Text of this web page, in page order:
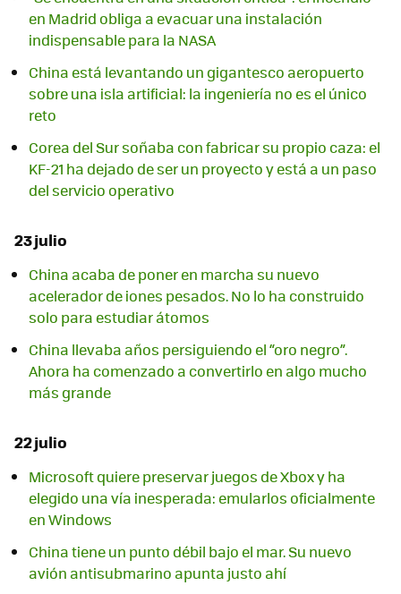
en Madrid obliga a evacuar una instalación
indispensable para la NASA
China está levantando un gigantesco aeropuerto
sobre una isla artificial: la ingeniería no es el único
reto
Corea del Sur soñaba con fabricar su propio caza: el
KF-21 ha dejado de ser un proyecto y está a un paso
del servicio operativo
23 julio
China acaba de poner en marcha su nuevo
acelerador de iones pesados. No lo ha construido
solo para estudiar átomos
China llevaba años persiguiendo el “oro negro”.
Ahora ha comenzado a convertirlo en algo mucho
más grande
22 julio
Microsoft quiere preservar juegos de Xbox y ha
elegido una vía inesperada: emularlos oficialmente
en Windows
China tiene un punto débil bajo el mar. Su nuevo
avión antisubmarino apunta justo ahí